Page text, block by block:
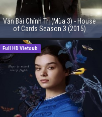
Văn Bài Chính Trị (Mùa 3) - House
of Cards Season 3 (2015)
Full HD Vietsub